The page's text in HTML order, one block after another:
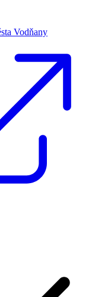
Vodňany